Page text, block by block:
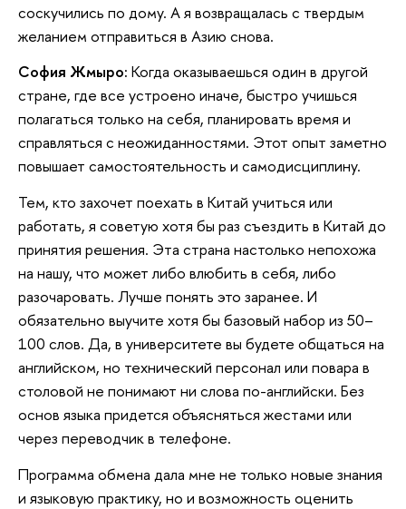
соскучились по дому. А я возвращалась с твердым
желанием отправиться в Азию снова.
София Жмыро: Когда оказываешься один в другой
стране, где все устроено иначе, быстро учишься
полагаться только на себя, планировать время и
справляться с неожиданностями. Этот опыт заметно
повышает самостоятельность и самодисциплину.
Тем, кто захочет поехать в Китай учиться или
работать, я советую хотя бы раз съездить в Китай до
принятия решения. Эта страна настолько непохожа
на нашу, что может либо влюбить в себя, либо
разочаровать. Лучше понять это заранее. И
обязательно выучите хотя бы базовый набор из 50–
100 слов. Да, в университете вы будете общаться на
английском, но технический персонал или повара в
столовой не понимают ни слова по-английски. Без
основ языка придется объясняться жестами или
через переводчик в телефоне.
Программа обмена дала мне не только новые знания
и языковую практику, но и возможность оценить